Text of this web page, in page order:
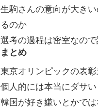
生駒さんの意向が大き
るのか
選考の過程は密室なので
まとめ
東京オリンピックの表
個人的には本当にダサい
韓国が好き嫌いとかで